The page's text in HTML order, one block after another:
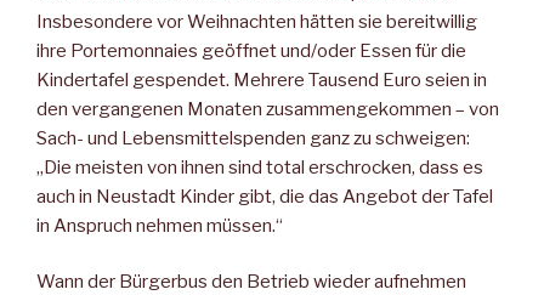
Insbesondere vor Weihnachten hätten sie bereitwillig
ihre Portemonnaies geöffnet und/oder Essen für die
Kindertafel gespendet. Mehrere Tausend Euro seien in
den vergangenen Monaten zusammengekommen – von
Sach- und Lebensmittelspenden ganz zu schweigen:
„Die meisten von ihnen sind total erschrocken, dass es
auch in Neustadt Kinder gibt, die das Angebot der Tafel
in Anspruch nehmen müssen.“
Wann der Bürgerbus den Betrieb wieder aufnehmen